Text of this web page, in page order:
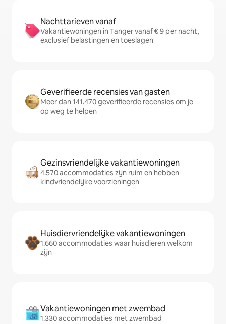
Nachttarieven vanaf
Vakantiewoningen in Tanger vanaf € 9 per nacht,
exclusief belastingen en toeslagen
Geverifieerde recensies van gasten
Meer dan 141.470 geverifieerde recensies om je
op weg te helpen
Gezinsvriendelijke vakantiewoningen
4.570 accommodaties zijn ruim en hebben
kindvriendelijke voorzieningen
Huisdiervriendelijke vakantiewoningen
1.660 accommodaties waar huisdieren welkom
zijn
Vakantiewoningen met zwembad
1.330 accommodaties met zwembad